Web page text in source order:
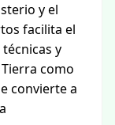
y el
facilita el
y
como
convierte a